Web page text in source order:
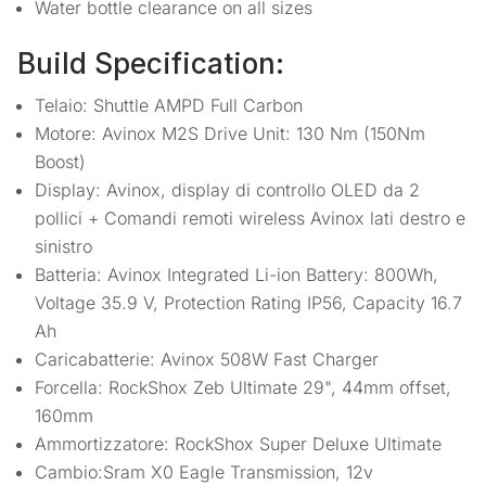
Water bottle clearance on all sizes
Build Specification:
Telaio: Shuttle AMPD Full Carbon
Motore: Avinox M2S Drive Unit: 130 Nm (150Nm
Boost)
Display: Avinox, display di controllo OLED da 2
pollici + Comandi remoti wireless Avinox lati destro e
sinistro
Batteria: Avinox Integrated Li-ion Battery: 800Wh,
Voltage 35.9 V, Protection Rating IP56, Capacity 16.7
Ah
Caricabatterie: Avinox 508W Fast Charger
Forcella: RockShox Zeb Ultimate 29", 44mm offset,
160mm
Ammortizzatore: RockShox Super Deluxe Ultimate
Cambio:Sram X0 Eagle Transmission, 12v